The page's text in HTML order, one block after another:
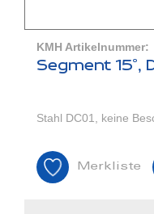
KMH Artikelnummer:
Segment 15°,
Stahl DC01, keine
Merkliste